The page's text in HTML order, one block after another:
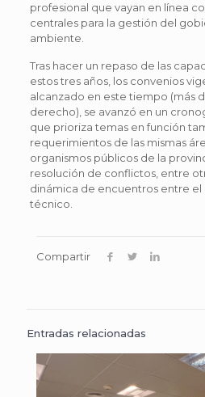
profesional que vayan en línea
centrales para la gestión del
ambiente.
Tras hacer un repaso de las
estos tres años, los convenios
alcanzado en este tiempo (más
derecho), se avanzó en un
que prioriza temas en función
requerimientos de las mismas
organismos públicos de la
resolución de conflictos, entre
dinámica de encuentros entre
técnico.
Compartir
Entradas relacionadas